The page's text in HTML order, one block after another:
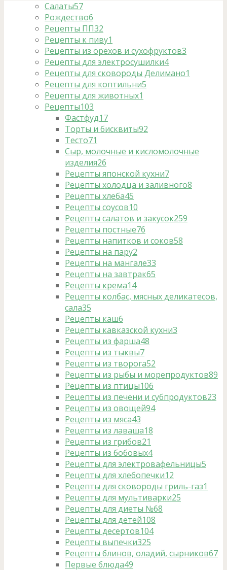
Салаты57
Рождество6
Рецепты ПП32
Рецепты к пиву1
Рецепты из орехов и сухофруктов3
Рецепты для электросушилки4
Рецепты для сковороды Делимано1
Рецепты для коптильни5
Рецепты для животных1
Рецепты103
Фастфуд17
Торты и бисквиты92
Тесто71
Сыр, молочные и кисломолочные
изделия26
Рецепты японской кухни7
Рецепты холодца и заливного8
Рецепты хлеба45
Рецепты соусов10
Рецепты салатов и закусок259
Рецепты постные76
Рецепты напитков и соков58
Рецепты на пару2
Рецепты на мангале33
Рецепты на завтрак65
Рецепты крема14
Рецепты колбас, мясных деликатесов,
сала35
Рецепты каш6
Рецепты кавказской кухни3
Рецепты из фарша48
Рецепты из тыквы7
Рецепты из творога52
Рецепты из рыбы и морепродуктов89
Рецепты из птицы106
Рецепты из печени и субпродуктов23
Рецепты из овощей94
Рецепты из мяса43
Рецепты из лаваша18
Рецепты из грибов21
Рецепты из бобовых4
Рецепты для электровафельницы5
Рецепты для хлебопечки12
Рецепты для сковороды гриль-газ1
Рецепты для мультиварки25
Рецепты для диеты №68
Рецепты для детей108
Рецепты десертов104
Рецепты выпечки325
Рецепты блинов, оладий, сырников67
Первые блюда49